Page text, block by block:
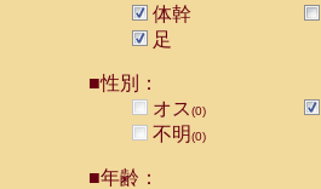
体幹
足
■性別：
オス(0)
不明(0)
■年齢：